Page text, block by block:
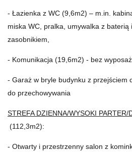
- Łazienka z WC (9,6m2) – m.in.
miska WC, pralka, umywalka z
zasobnikiem,
- Komunikacja (19,6m2) - bez
- Garaż w bryle budynku z przejściem
do przechowywania
STREFA DZIENNA/WYSOKI PARTER/
(112,3m2):
- Otwarty i przestrzenny salon z